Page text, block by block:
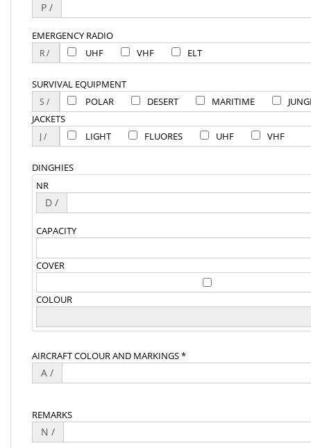
P /
EMERGENCY RADIO
UHF
VHF ELT
SURVIVAL EQUIPMENT
POLAR
DESERT MARITIME
JACKETS
LIGHT
FLUORES UHF VHF
DINGHIES
NR
D /
CAPACITY
COVER
COLOUR
AIRCRAFT COLOUR AND MARKINGS *
A /
REMARKS
N /